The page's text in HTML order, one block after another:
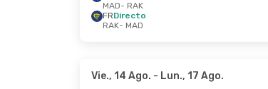
MAD- RAK
FRDirecto
RAK- MAD
Vie., 14 Ago. - Lun., 17 Ago.